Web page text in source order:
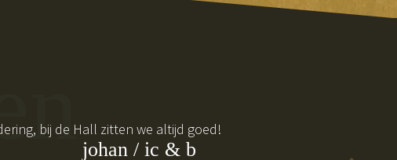
bij de Hall zitten we altijd goed!
johan / ic & b